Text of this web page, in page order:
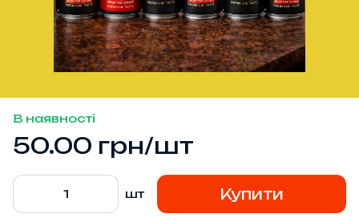
В наявності
50.00 грн/шт
шт Купити